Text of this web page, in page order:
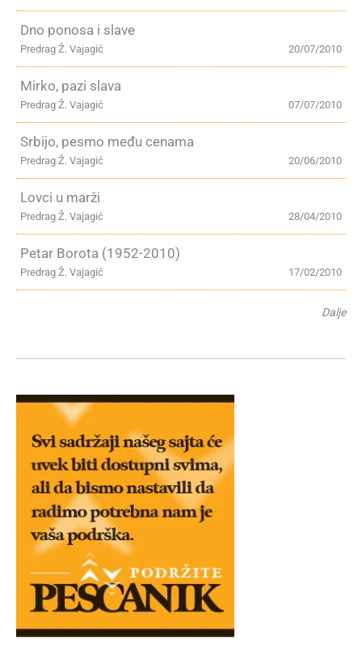
Dno ponosa i slave
20/07/2010
Predrag Ž. Vajagić
Mirko, pazi slava
07/07/2010
Predrag Ž. Vajagić
Srbijo, pesmo među cenama
20/06/2010
Predrag Ž. Vajagić
Lovci u marži
28/04/2010
Predrag Ž. Vajagić
Petar Borota (1952-2010)
17/02/2010
Predrag Ž. Vajagić
Dalje